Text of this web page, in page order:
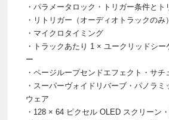
・パラメータロック・トリガー条件とト
・リトリガー（オーディオトラックのみ）
・マイクロタイミング
・トラックあたり 1 × ユークリッドシー
ー
・ページループセンドエフェクト・サチ
・スーパーヴォイドリバーブ・パノラミ
ウェア
・128 × 64 ピクセル OLED スクリーン